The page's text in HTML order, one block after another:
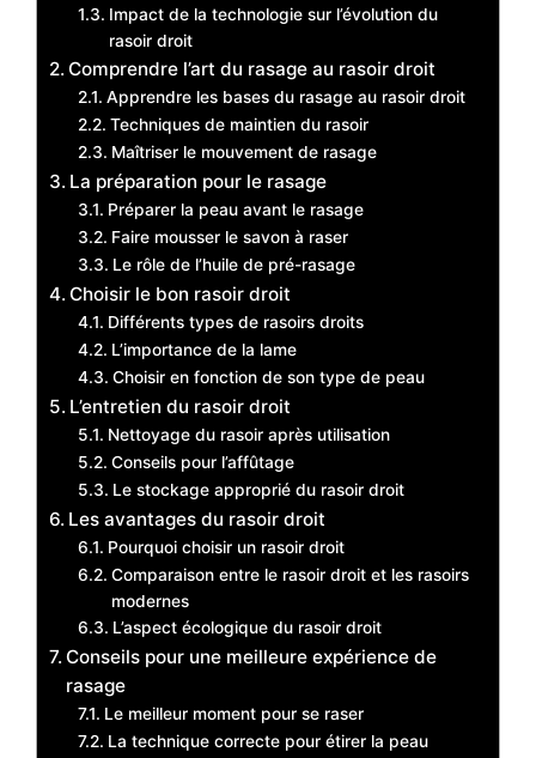
Impact de la technologie sur l’évolution du
rasoir droit
Comprendre l’art du rasage au rasoir droit
Apprendre les bases du rasage au rasoir droit
Techniques de maintien du rasoir
Maîtriser le mouvement de rasage
La préparation pour le rasage
Préparer la peau avant le rasage
Faire mousser le savon à raser
Le rôle de l’huile de pré-rasage
Choisir le bon rasoir droit
Différents types de rasoirs droits
L’importance de la lame
Choisir en fonction de son type de peau
L’entretien du rasoir droit
Nettoyage du rasoir après utilisation
Conseils pour l’affûtage
Le stockage approprié du rasoir droit
Les avantages du rasoir droit
Pourquoi choisir un rasoir droit
Comparaison entre le rasoir droit et les rasoirs
modernes
L’aspect écologique du rasoir droit
Conseils pour une meilleure expérience de
rasage
Le meilleur moment pour se raser
La technique correcte pour étirer la peau